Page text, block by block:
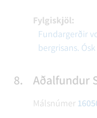
Fylgiskjöl:
Fundargerðir
bergrisans.
8. Aðalfundur
Málsnúmer